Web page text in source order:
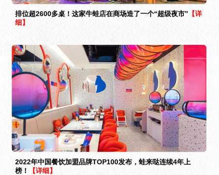
排位超2600多桌！这家牛蛙店在商场造了一个“超级夜市” 【详
细】
2022年中国餐饮加盟品牌TOP100发布，蛙来哒连续4年上
榜！
【详细】